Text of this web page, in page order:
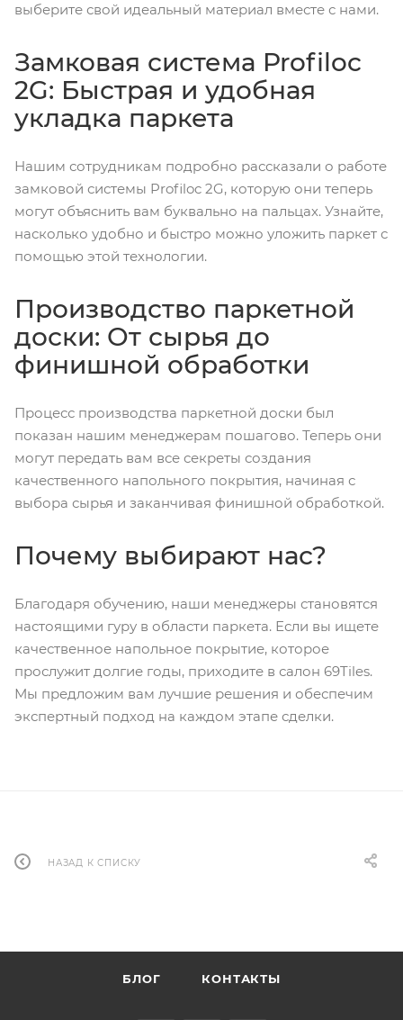
выберите свой идеальный материал вместе с нами.
Замковая система Profiloc
2G: Быстрая и удобная
укладка паркета
Нашим сотрудникам подробно рассказали о работе
замковой системы Profiloc 2G, которую они теперь
могут объяснить вам буквально на пальцах. Узнайте,
насколько удобно и быстро можно уложить паркет с
помощью этой технологии.
Производство паркетной
доски: От сырья до
финишной обработки
Процесс производства паркетной доски был
показан нашим менеджерам пошагово. Теперь они
могут передать вам все секреты создания
качественного напольного покрытия, начиная с
выбора сырья и заканчивая финишной обработкой.
Почему выбирают нас?
Благодаря обучению, наши менеджеры становятся
настоящими гуру в области паркета. Если вы ищете
качественное напольное покрытие, которое
прослужит долгие годы, приходите в салон 69Tiles.
Мы предложим вам лучшие решения и обеспечим
экспертный подход на каждом этапе сделки.
НАЗАД К СПИСКУ
БЛОГ КОНТАКТЫ